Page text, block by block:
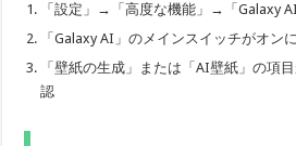
「設定」→「高度な機能」→「Galaxy
「Galaxy AI」のメインスイッチがオン
「壁紙の生成」または「AI壁紙」の項
認